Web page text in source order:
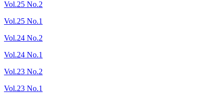
Vol.25 No.2
Vol.25 No.1
Vol.24 No.2
Vol.24 No.1
Vol.23 No.2
Vol.23 No.1